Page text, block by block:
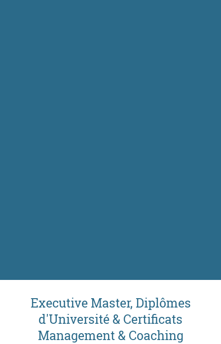
Executive Master, Diplômes
d'Université & Certificats
Management & Coaching